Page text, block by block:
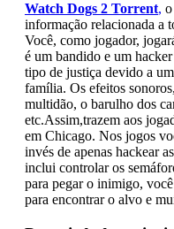
Watch Dogs 2 Torrent,
informação relacionada a
Você, como jogador,
é um bandido e um
tipo de justiça devido a
família. Os efeitos
multidão, o barulho dos
etc.Assim,trazem aos
em Chicago. Nos jogos
invés de apenas hackear
inclui controlar os
para pegar o inimigo,
para encontrar o alvo e